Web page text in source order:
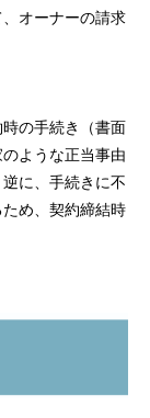
オーナーの請求
の手続き（書面
ような正当事由
に、手続きに不
め、契約締結時